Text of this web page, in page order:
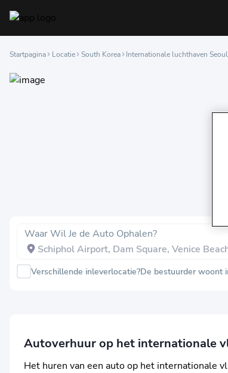
Startpagina Locatie South Korea Internationale luchthaven
Waar Wil Je de Auto Ophalen?
Verschillende inleverlocatie?De bestuurder woont
Autoverhuur op het internationale
Het huren van een auto op het internationale